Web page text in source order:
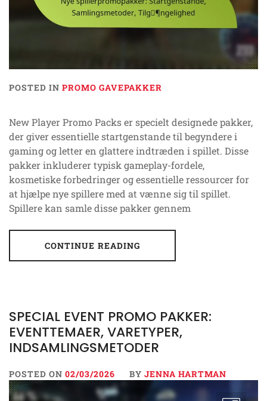
POSTED IN PROMO GAVEPAKKER
New Player Promo Packs er specielt designede pakker,
der giver essentielle startgenstande til begyndere i
gaming og letter en glattere indtræden i spillet. Disse
pakker inkluderer typisk gameplay-fordele,
kosmetiske forbedringer og essentielle ressourcer for
at hjælpe nye spillere med at vænne sig til spillet.
Spillere kan samle disse pakker gennem
CONTINUE READING
SPECIAL EVENT PROMO PAKKER:
EVENTTEMAER, VARETYPER,
INDSAMLINGSMETODER
POSTED ON 02/03/2026 BY JENNA HARTMAN